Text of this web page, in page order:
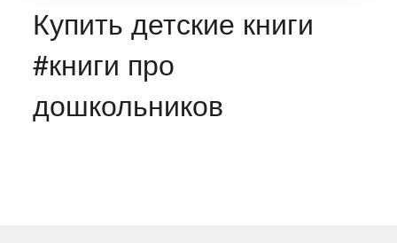
Купить детские книги
#книги про
дошкольников